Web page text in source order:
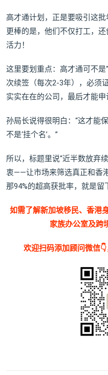
高才通计划，正是要吸引这批
更棒的是，他们不仅打工，
活力！
这里要划重点：高才通可不是
次续签（每次2-3年），必须
实实在在的公司，最后才能申
孙局长说得很明白：“这才能
不是‘挂个名’。”
所以，标题里说“近半数放弃
衷——让市场来筛选真正和香
那94%的超高获批率，就是留
如需了解新加坡移民、香港
家族办公室及跨
欢迎扫码添加顾问微信